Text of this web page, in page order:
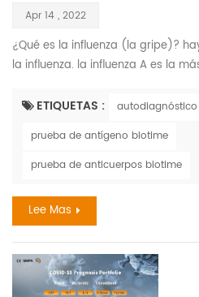
Apr 14 , 2022
¿Qué es la influenza (la gripe)?
la influenza. la influenza A es la
síntomas son similares. la
frecuente durante los meses de
la influenza causa infecciones de la
ETIQUETAS :
prueba de antígeno biotime
prueba de anticuerpos biotime
Lee Mas